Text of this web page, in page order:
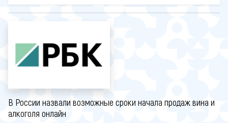
В России назвали возможные сроки начала продаж вина и
алкоголя онлайн